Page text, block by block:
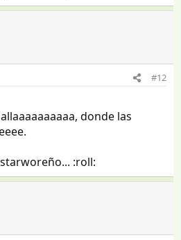
#12
donde las
:roll: